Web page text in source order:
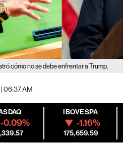
cómo no se debe enfrentar a Trump.
06:37 AM
-0.09%
IBOVESPA
-1.16%
175,659.59